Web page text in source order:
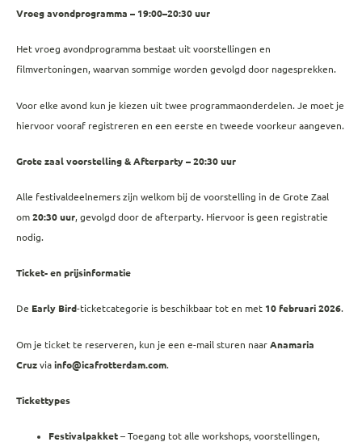
Vroeg avondprogramma – 19:00–20:30 uur
Het vroeg avondprogramma bestaat uit voorstellingen en
filmvertoningen, waarvan sommige worden gevolgd door nagesprekken.
Voor elke avond kun je kiezen uit twee programmaonderdelen. Je moet je
hiervoor vooraf registreren en een eerste en tweede voorkeur aangeven.
Grote zaal voorstelling & Afterparty – 20:30 uur
Alle festivaldeelnemers zijn welkom bij de voorstelling in de Grote Zaal
om 20:30 uur, gevolgd door de afterparty. Hiervoor is geen registratie
nodig.
Ticket- en prijsinformatie
De Early Bird-ticketcategorie is beschikbaar tot en met 10 februari 2026.
Om je ticket te reserveren, kun je een e-mail sturen naar Anamaria
Cruz via info@icafrotterdam.com
Tickettypes
Festivalpakket – Toegang tot alle workshops, voorstellingen,